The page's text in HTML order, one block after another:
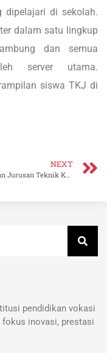
dipelajari di sekolah.
dalam satu lingkup
dan semua
server utama.
siswa TKJ di
NEXT
Perbedaan Jurusan Teknik Komputer dan Jaringan dengan Ilmu Komputer
pendidikan vokasi
fokus inovasi, prestasi